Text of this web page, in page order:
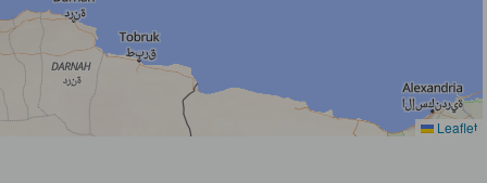
Leaflet